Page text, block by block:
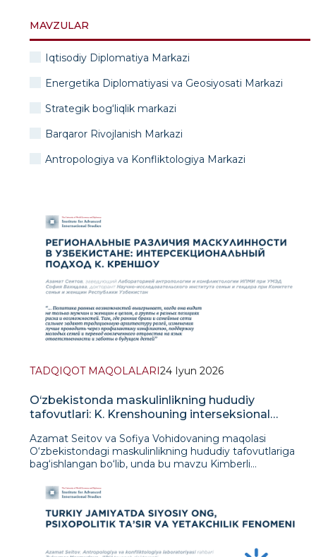
MAVZULAR
Iqtisodiy Diplomatiya Markazi
Energetika Diplomatiyasi va Geosiyosati Markazi
Strategik bog‘liqlik markazi
Barqaror Rivojlanish Markazi
Antropologiya va Konfliktologiya Markazi
TADQIQOT MAQOLALARI24 Iyun 2026
O‘zbekistonda maskulinlikning hududiy
tafovutlari: K. Krenshouning interseksional
Azamat Seitov va Sofiya Vohidovaning maqolasi
O‘zbekistondagi maskulinlikning hududiy tafovutlariga
bag‘ishlangan bo‘lib, unda bu mavzu Kimberli
chiqiladi. Mualliflar jamiyatdagi erkak rollarini faqat jins
kategoriyasi bilan izohlab bo‘lmasligini ko‘rsatib beradi:
ularga bir vaqtning o‘zida hudud, yosh, aholi punkti turi,
iqtisodiy imkoniyatlar, migratsion mobillik va oilaviy
empirik baza sifatida nikoh va ajrimlar, nikohga kirish va